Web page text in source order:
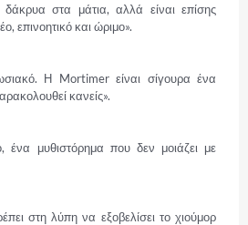
δάκρυα στα μάτια, αλλά είναι επίσης
επινοητικό και ώριμο».
Η Mortimer είναι σίγουρα ένα
κανείς».
ένα μυθιστόρημα που δεν μοιάζει με
στη λύπη να εξοβελίσει το χιούμορ